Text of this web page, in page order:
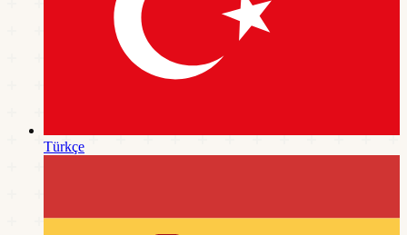
Türkçe